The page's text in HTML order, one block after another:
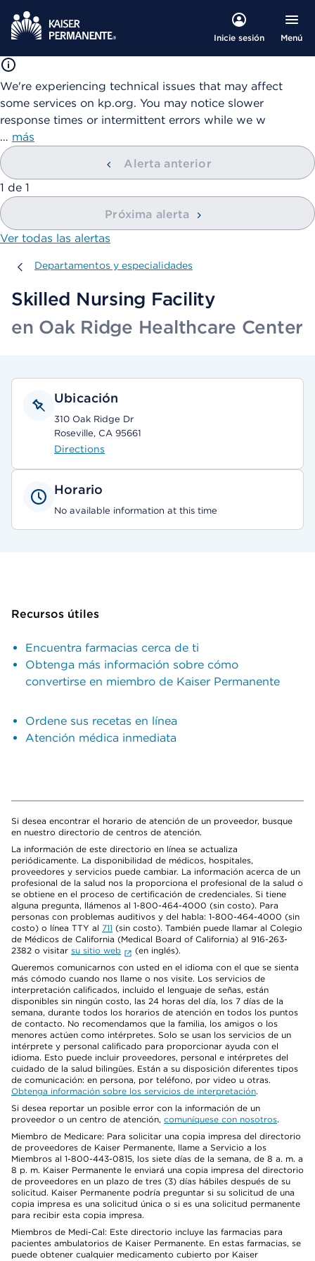
Inicie sesión Menú
We're experiencing technical issues that may affect
some services on kp.org. You may notice slower
response times or intermittent errors while we w
… más
Alerta anterior
mostrando
1 de 1
Próxima alerta
Ver todas las alertas
Departamentos y especialidades
Departamentos y especialidades
Skilled Nursing Facility
en Oak Ridge Healthcare Center
Ubicación
310 Oak Ridge Dr
Roseville, CA 95661
Directions
Horario
No available information at this time
Recursos útiles
Encuentra farmacias cerca de ti
Obtenga más información sobre cómo
convertirse en miembro de Kaiser Permanente
Ordene sus recetas en línea
Atención médica inmediata
Si desea encontrar el horario de atención de un proveedor, busque
en nuestro directorio de centros de atención.
La información de este directorio en línea se actualiza
periódicamente. La disponibilidad de médicos, hospitales,
proveedores y servicios puede cambiar. La información acerca de un
profesional de la salud nos la proporciona el profesional de la salud o
se obtiene en el proceso de certificación de credenciales. Si tiene
alguna pregunta, llámenos al 1-800-464-4000 (sin costo). Para
personas con problemas auditivos y del habla: 1-800-464-4000 (sin
costo) o línea TTY al 711 (sin costo). También puede llamar al Colegio
de Médicos de California (Medical Board of California) al 916-263-
2382 o visitar su sitio web
(en inglés).
Queremos comunicarnos con usted en el idioma con el que se sienta
más cómodo cuando nos llame o nos visite. Los servicios de
interpretación calificados, incluido el lenguaje de señas, están
disponibles sin ningún costo, las 24 horas del día, los 7 días de la
semana, durante todos los horarios de atención en todos los puntos
de contacto. No recomendamos que la familia, los amigos o los
menores actúen como intérpretes. Solo se usan los servicios de un
intérprete y personal calificado para proporcionar ayuda con el
idioma. Esto puede incluir proveedores, personal e intérpretes del
cuidado de la salud bilingües. Están a su disposición diferentes tipos
de comunicación: en persona, por teléfono, por video u otras.
Obtenga información sobre los servicios de interpretación.
Si desea reportar un posible error con la información de un
proveedor o un centro de atención, comuníquese con nosotros.
Miembro de Medicare: Para solicitar una copia impresa del directorio
de proveedores de Kaiser Permanente, llame a Servicio a los
Miembros al 1-800-443-0815, los siete días de la semana, de 8 a. m. a
8 p. m. Kaiser Permanente le enviará una copia impresa del directorio
de proveedores en un plazo de tres (3) días hábiles después de su
solicitud. Kaiser Permanente podría preguntar si su solicitud de una
copia impresa es una solicitud única o si es una solicitud permanente
para recibir esta copia impresa.
Miembros de Medi-Cal: Este directorio incluye las farmacias para
pacientes ambulatorios de Kaiser Permanente. En estas farmacias, se
puede obtener cualquier medicamento cubierto por Kaiser